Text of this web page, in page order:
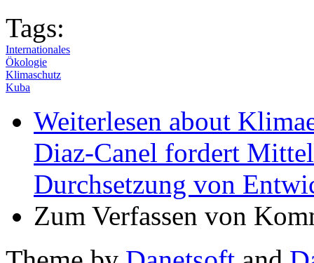
Tags:
Internationales
Ökologie
Klimaschutz
Kuba
Weiterlesen about
Diaz-Canel fordert
Durchsetzung von
Zum Verfassen von